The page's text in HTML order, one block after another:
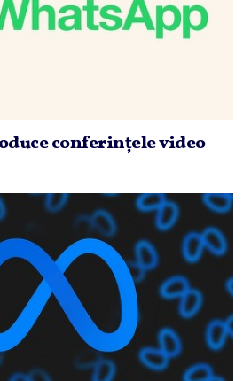
conferinţele video